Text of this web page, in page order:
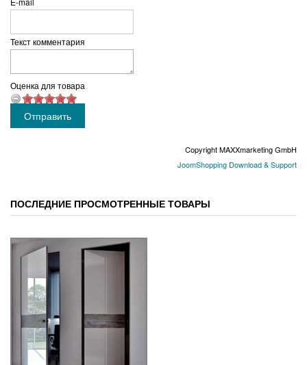
Текст комментария
Оценка для товара
Copyright MAXXmarketing GmbH
JoomShopping Download & Support
ПОСЛЕДНИЕ ПРОСМОТРЕННЫЕ ТОВАРЫ